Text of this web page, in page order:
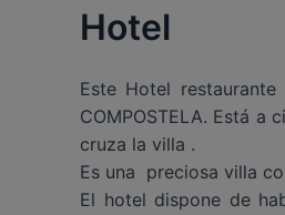
Hotel
Este Hotel
COMPOSTELA. Está
cruza la villa .
Es una preciosa villa
El hotel dispone de